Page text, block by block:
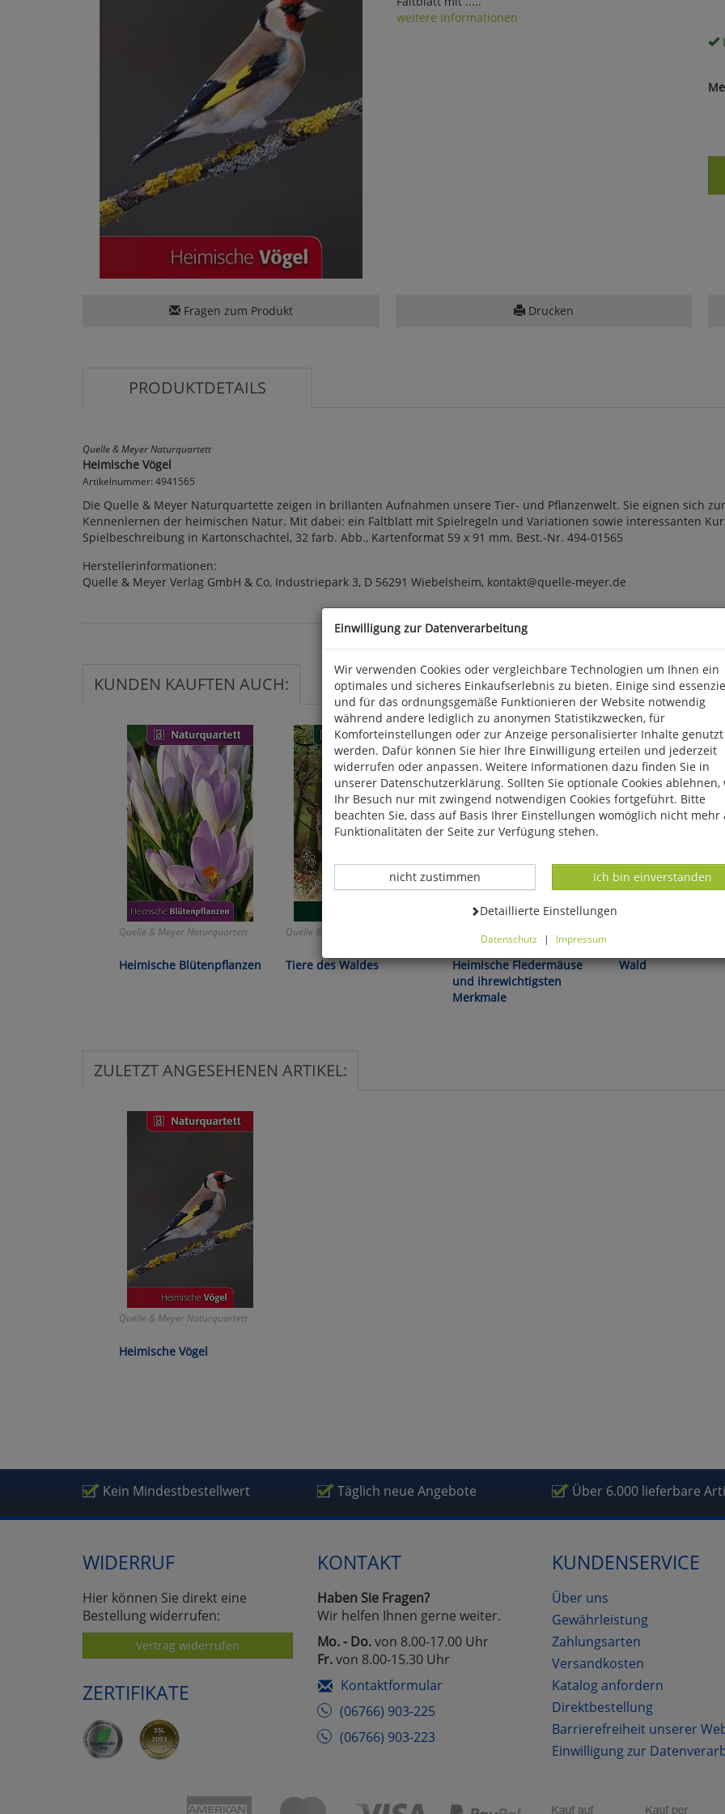
weitere Informationen
Fragen zum Produkt Drucken
PRODUKTDETAILS
Quelle & Meyer Naturquartett
Heimische Vögel
Artikelnummer: 4941565
Die Quelle & Meyer Naturquartette zeigen in brillanten Aufnahmen unsere Tier- und Pflanzenwelt. Sie eignen sich
Kennenlernen der heimischen Natur. Mit dabei: ein Faltblatt mit Spielregeln und Variationen sowie interessanten
Spielbeschreibung in Kartonschachtel, 32 farb. Abb., Kartenformat 59 x 91 mm. Best.-Nr. 494-01565
Herstellerinformationen:
Quelle & Meyer Verlag GmbH & Co, Industriepark 3, D 56291 Wiebelsheim, kontakt@quelle-meyer.de
KUNDEN KAUFTEN AUCH:
Quelle & Meyer Naturquartett
Heimische Blütenpflanzen
Quelle & Meyer Naturquartett
Tiere des Waldes
Sauerbier
Heimische Fledermäuse
und ihrewichtigsten
Merkmale
Wald
ZULETZT ANGESEHENEN ARTIKEL:
Quelle & Meyer Naturquartett
Heimische Vögel
Kein Mindestbestellwert Täglich neue Angebote Über 6.000 lieferbare
WIDERRUF
Hier können Sie direkt eine
Bestellung widerrufen:
Vertrag widerrufen
ZERTIFIKATE
KONTAKT
Haben Sie Fragen?
Wir helfen Ihnen gerne weiter.
Mo. - Do.von 8.00-17.00 Uhr
Fr.von 8.00-15.30 Uhr
Kontaktformular
(06766) 903-225
(06766) 903-223
KUNDENSERVICE
Über uns
Gewährleistung
Zahlungsarten
Versandkosten
Katalog anfordern
Direktbestellung
Barrierefreiheit unserer
Einwilligung zur
Einwilligung zur Datenverarbeitung
Wir verwenden Cookies oder vergleichbare Technologien um Ihnen ein
optimales und sicheres Einkaufserlebnis zu bieten. Einige sind
und für das ordnungsgemäße Funktionieren der Website notwendig
während andere lediglich zu anonymen Statistikzwecken, für
Komforteinstellungen oder zur Anzeige personalisierter Inhalte genutzt
werden. Dafür können Sie hier Ihre Einwilligung erteilen und jederzeit
widerrufen oder anpassen. Weitere Informationen dazu finden Sie in
unserer Datenschutzerklärung. Sollten Sie optionale Cookies ablehnen,
Ihr Besuch nur mit zwingend notwendigen Cookies fortgeführt. Bitte
beachten Sie, dass auf Basis Ihrer Einstellungen womöglich nicht mehr
Funktionalitäten der Seite zur Verfügung stehen.
Datenverarbeitung -
Ich bin einverstanden
Datenverarbeitung -
nicht zustimmen
Datenverarbeitung -
Detaillierte Einstellungen
Datenschutz | Impressum
Cookies ablehnen, wird Ihr Besuch nur mit zwingend notwendigen
fortgeführt. Bitte beachten Sie, dass auf Basis Ihrer Einstellungen
nicht mehr alle Funktionalitäten der Seite zur Verfügung stehen.